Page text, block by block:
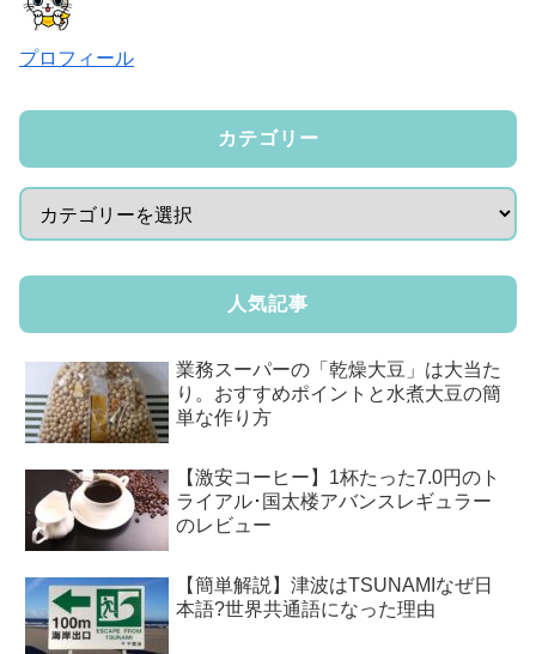
プロフィール
カテゴリー
人気記事
業務スーパーの「乾燥大豆」は大当た
り。おすすめポイントと水煮大豆の簡
単な作り方
【激安コーヒー】1杯たった7.0円のト
ライアル･国太楼アバンスレギュラー
のレビュー
【簡単解説】津波はTSUNAMIなぜ日
本語?世界共通語になった理由